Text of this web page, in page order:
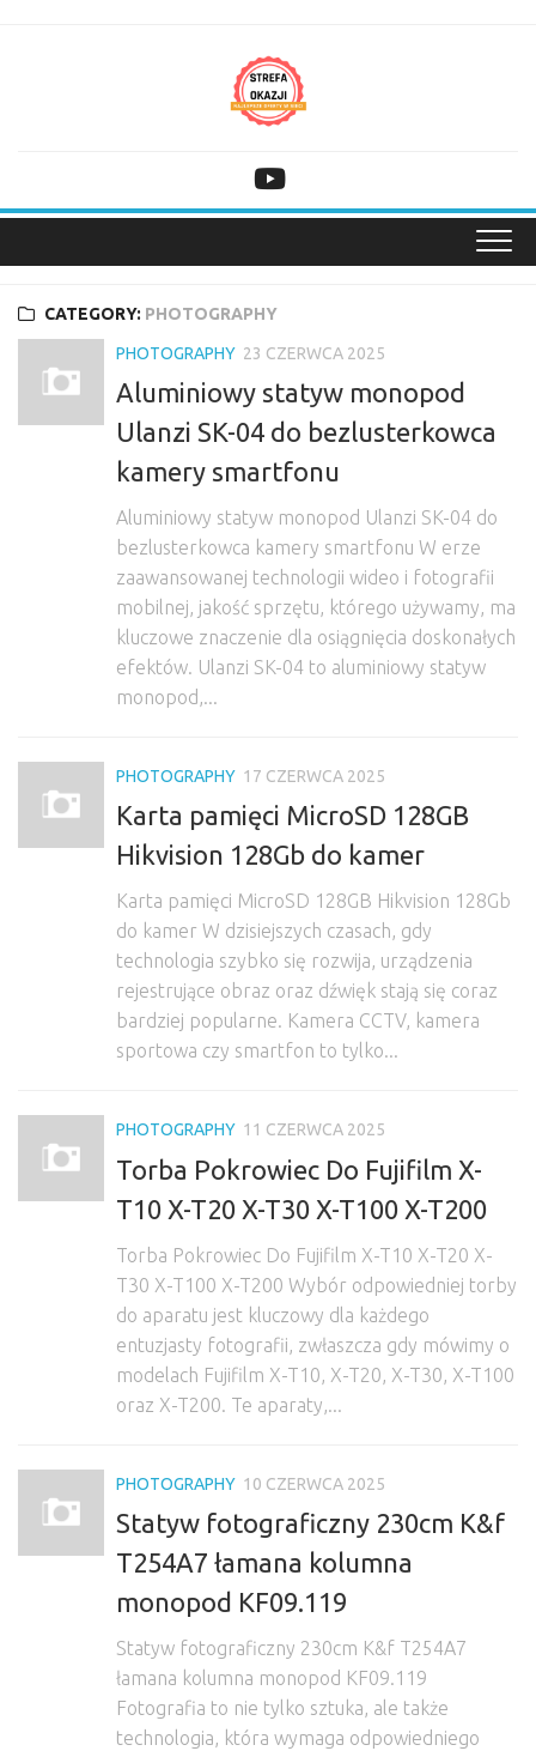
CATEGORY: PHOTOGRAPHY
PHOTOGRAPHY 23 CZERWCA 2025
Aluminiowy statyw monopod
Ulanzi SK-04 do bezlusterkowca
kamery smartfonu
Aluminiowy statyw monopod Ulanzi SK-04 do
bezlusterkowca kamery smartfonu W erze
zaawansowanej technologii wideo i fotografii
mobilnej, jakość sprzętu, którego używamy, ma
kluczowe znaczenie dla osiągnięcia doskonałych
efektów. Ulanzi SK-04 to aluminiowy statyw
monopod,...
PHOTOGRAPHY 17 CZERWCA 2025
Karta pamięci MicroSD 128GB
Hikvision 128Gb do kamer
Karta pamięci MicroSD 128GB Hikvision 128Gb
do kamer W dzisiejszych czasach, gdy
technologia szybko się rozwija, urządzenia
rejestrujące obraz oraz dźwięk stają się coraz
bardziej popularne. Kamera CCTV, kamera
sportowa czy smartfon to tylko...
PHOTOGRAPHY 11 CZERWCA 2025
Torba Pokrowiec Do Fujifilm X-
T10 X-T20 X-T30 X-T100 X-T200
Torba Pokrowiec Do Fujifilm X-T10 X-T20 X-
T30 X-T100 X-T200 Wybór odpowiedniej torby
do aparatu jest kluczowy dla każdego
entuzjasty fotografii, zwłaszcza gdy mówimy o
modelach Fujifilm X-T10, X-T20, X-T30, X-T100
oraz X-T200. Te aparaty,...
PHOTOGRAPHY 10 CZERWCA 2025
Statyw fotograficzny 230cm K&f
T254A7 łamana kolumna
monopod KF09.119
Statyw fotograficzny 230cm K&f T254A7
łamana kolumna monopod KF09.119
Fotografia to nie tylko sztuka, ale także
technologia, która wymaga odpowiedniego